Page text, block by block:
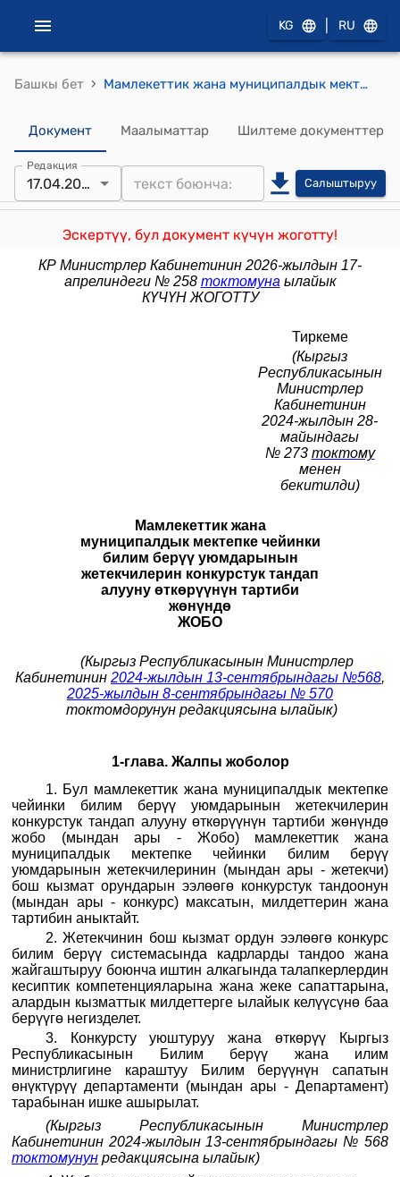
KG RU
Башкы бет › Мамлекеттик жана муниципалдык мектепке чейинки билим берүү уюмдарынын жетекчилерин конкурстук тандап алууну өткөрүүнүн тартиби жөнүндө Жобо (Кыргыз Республикасынын Министрлер Кабинетинин 2024-жылдын 28-майындагы № 273 токтому менен бекитилди)
Документ Маалыматтар Шилтеме документтер
Редакция
17.04.2026 Салыштыруу
Эскертүү, бул документ күчүн жоготту!